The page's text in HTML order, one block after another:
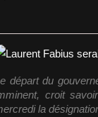
départ du
croit
la